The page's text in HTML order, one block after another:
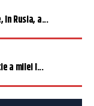
Rusia, a...
a milei î...